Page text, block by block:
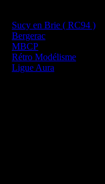
Sucy en Brie ( RC94 )
Bergerac
MBCP
Rétro Modélisme
Ligue Aura